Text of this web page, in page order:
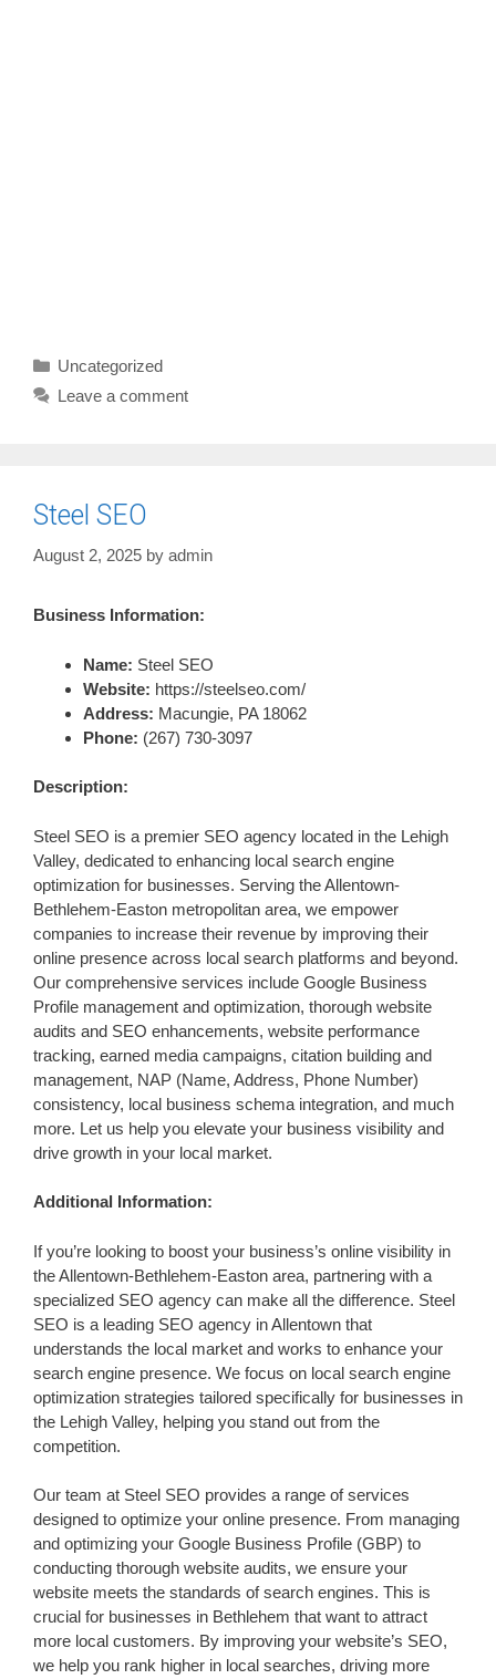
Categories
Uncategorized
Leave a comment
Steel SEO
August 2, 2025 by admin
Business Information:
Name: Steel SEO
Website: https://steelseo.com/
Address: Macungie, PA 18062
Phone: (267) 730-3097
Description:
Steel SEO is a premier SEO agency located in the Lehigh
Valley, dedicated to enhancing local search engine
optimization for businesses. Serving the Allentown-
Bethlehem-Easton metropolitan area, we empower
companies to increase their revenue by improving their
online presence across local search platforms and beyond.
Our comprehensive services include Google Business
Profile management and optimization, thorough website
audits and SEO enhancements, website performance
tracking, earned media campaigns, citation building and
management, NAP (Name, Address, Phone Number)
consistency, local business schema integration, and much
more. Let us help you elevate your business visibility and
drive growth in your local market.
Additional Information:
If you’re looking to boost your business’s online visibility in
the Allentown-Bethlehem-Easton area, partnering with a
specialized SEO agency can make all the difference. Steel
SEO is a leading SEO agency in Allentown that
understands the local market and works to enhance your
search engine presence. We focus on local search engine
optimization strategies tailored specifically for businesses in
the Lehigh Valley, helping you stand out from the
competition.
Our team at Steel SEO provides a range of services
designed to optimize your online presence. From managing
and optimizing your Google Business Profile (GBP) to
conducting thorough website audits, we ensure your
website meets the standards of search engines. This is
crucial for businesses in Bethlehem that want to attract
more local customers. By improving your website’s SEO,
we help you rank higher in local searches, driving more